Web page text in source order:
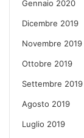
Gennaio 2020
Dicembre 2019
Novembre 2019
Ottobre 2019
Settembre 2019
Agosto 2019
Luglio 2019